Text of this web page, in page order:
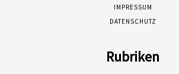
IMPRESSUM
DATENSCHUTZ
Rubriken